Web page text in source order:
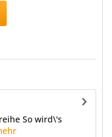
So wird\'s